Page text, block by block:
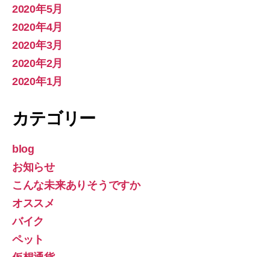
2020年5月
2020年4月
2020年3月
2020年2月
2020年1月
カテゴリー
blog
お知らせ
こんな未来ありそうですか
オススメ
バイク
ペット